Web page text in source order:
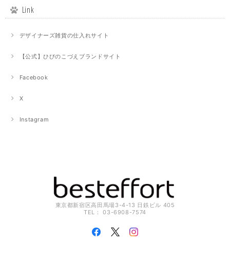
Link
デザイナーズ雑貨の仕入れサイト
【公式】ひびのこづえブランドサイト
Facebook
X
Instagram
東京都新宿区高田馬場3-4-13 日鉄ビル 405
TEL： 03-6908-7574